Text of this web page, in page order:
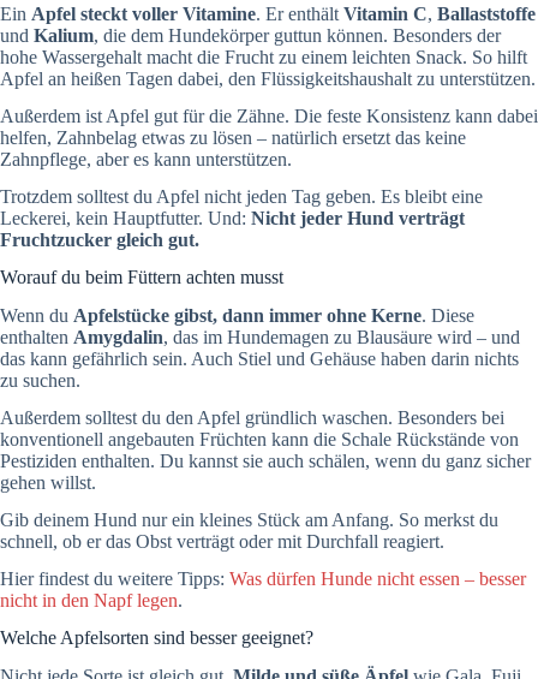
Ein Apfel steckt voller Vitamine. Er enthält Vitamin C, Ballaststoffe
und Kalium, die dem Hundekörper guttun können. Besonders der
hohe Wassergehalt macht die Frucht zu einem leichten Snack. So hilft
Apfel an heißen Tagen dabei, den Flüssigkeitshaushalt zu unterstützen.
Außerdem ist Apfel gut für die Zähne. Die feste Konsistenz kann dabei
helfen, Zahnbelag etwas zu lösen – natürlich ersetzt das keine
Zahnpflege, aber es kann unterstützen.
Trotzdem solltest du Apfel nicht jeden Tag geben. Es bleibt eine
Leckerei, kein Hauptfutter. Und: Nicht jeder Hund verträgt
Fruchtzucker gleich gut.
Worauf du beim Füttern achten musst
Wenn du Apfelstücke gibst, dann immer ohne Kerne. Diese
enthalten Amygdalin, das im Hundemagen zu Blausäure wird – und
das kann gefährlich sein. Auch Stiel und Gehäuse haben darin nichts
zu suchen.
Außerdem solltest du den Apfel gründlich waschen. Besonders bei
konventionell angebauten Früchten kann die Schale Rückstände von
Pestiziden enthalten. Du kannst sie auch schälen, wenn du ganz sicher
gehen willst.
Gib deinem Hund nur ein kleines Stück am Anfang. So merkst du
schnell, ob er das Obst verträgt oder mit Durchfall reagiert.
Hier findest du weitere Tipps: Was dürfen Hunde nicht essen – besser
nicht in den Napf legen.
Welche Apfelsorten sind besser geeignet?